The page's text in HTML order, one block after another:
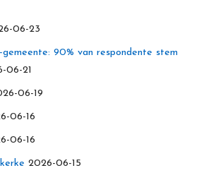
06-23
90% van respondente stem
06-21
06-19
06-16
06-16
2026-06-15